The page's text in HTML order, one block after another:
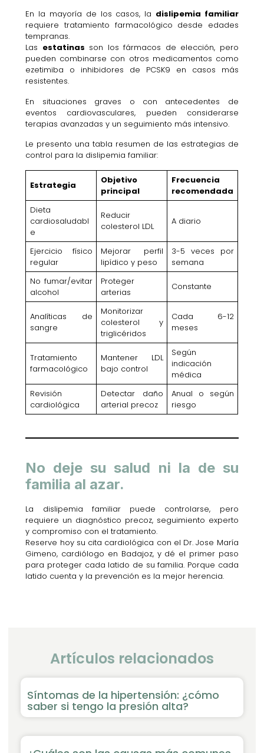
En la mayoría de los casos, la dislipemia familiar
requiere tratamiento farmacológico desde edades
tempranas.
Las estatinas son los fármacos de elección, pero
pueden combinarse con otros medicamentos como
ezetimiba o inhibidores de PCSK9 en casos más
resistentes.
En situaciones graves o con antecedentes de
eventos cardiovasculares, pueden considerarse
terapias avanzadas y un seguimiento más intensivo.
Le presento una tabla resumen de las estrategias de
control para la dislipemia familiar:
Estrategia
Objetivo
principal
Frecuencia
recomendada
Dieta
cardiosaludabl
e
Reducir
colesterol LDL
A diario
Ejercicio físico
regular
Mejorar perfil
lipídico y peso
3-5 veces por
semana
No fumar/evitar
alcohol
Proteger
arterias
Constante
Analíticas de
sangre
Monitorizar
colesterol y
triglicéridos
Cada 6-12
meses
Tratamiento
farmacológico
Mantener LDL
bajo control
Según
indicación
médica
Revisión
cardiológica
Detectar daño
arterial precoz
Anual o según
riesgo
No deje su salud ni la de su
familia al azar.
La dislipemia familiar puede controlarse, pero
requiere un diagnóstico precoz, seguimiento experto
y compromiso con el tratamiento.
Reserve hoy su cita cardiológica con el Dr. Jose María
Gimeno, cardiólogo en Badajoz, y dé el primer paso
para proteger cada latido de su familia. Porque cada
latido cuenta y la prevención es la mejor herencia.
Artículos relacionados
Síntomas de la hipertensión: ¿cómo
saber si tengo la presión alta?